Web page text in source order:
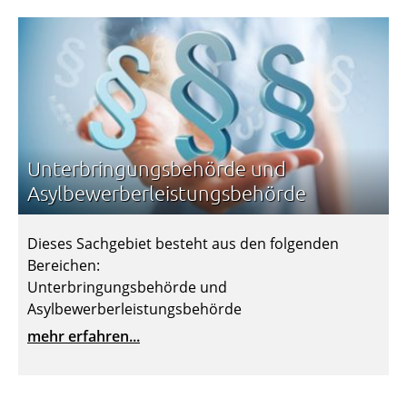
Unterbringungsbehörde und
Asylbewerberleistungsbehörde
Dieses Sachgebiet besteht aus den folgenden
Bereichen:
Unterbringungsbehörde und
Asylbewerberleistungsbehörde
mehr erfahren...